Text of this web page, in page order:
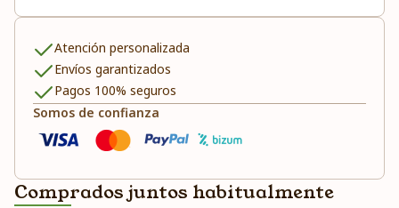
Atención personalizada
Envíos garantizados
Pagos 100% seguros
Somos de confianza
Comprados juntos habitualmente